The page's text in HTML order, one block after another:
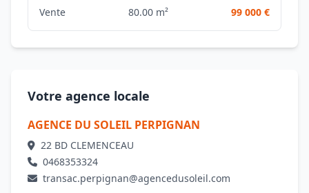
Vente 80.00 m² 99 000 €
Votre agence locale
AGENCE DU SOLEIL PERPIGNAN
22 BD CLEMENCEAU
0468353324
transac.perpignan@agencedusoleil.com